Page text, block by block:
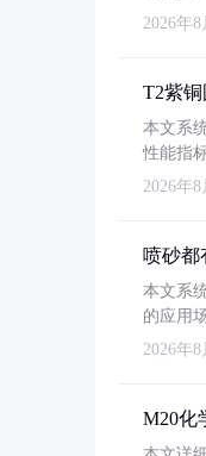
2026年8
T2紫
本文系
性能指
2026年8
喷砂都
本文系
的应用
2026年8
M20化